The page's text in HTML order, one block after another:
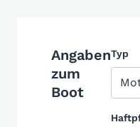
Angaben
zum
Boot
Typ